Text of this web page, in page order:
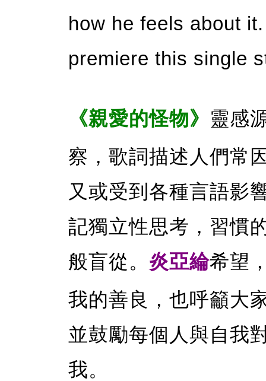
how he feels about
premiere this single
《親愛的怪物》 靈感
察，歌詞描述人們常
又或受到各種言語影
記獨立性思考，習慣
般盲從。 炎亞綸希望
我的善良，也呼籲大
並鼓勵每個人與自我
我。